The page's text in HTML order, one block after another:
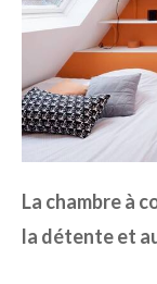
La chambre à
la détente et